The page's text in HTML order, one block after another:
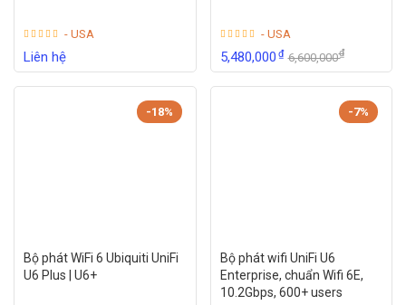
- USA
Liên hệ
- USA
5,480,000₫ 6,600,000₫
-18%
Bộ phát WiFi 6 Ubiquiti UniFi
U6 Plus | U6+
-7%
Bộ phát wifi UniFi U6
Enterprise, chuẩn Wifi 6E,
10.2Gbps, 600+ users